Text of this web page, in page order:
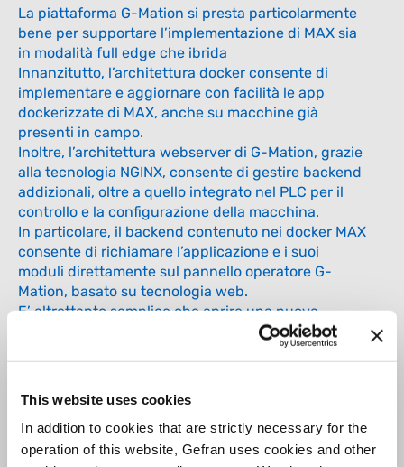
This website uses cookies
In addition to cookies that are strictly necessary for the
operation of this website, Gefran uses cookies and other
La piattaforma G-Mation si presta particolarmente
bene per supportare l’implementazione di MAX sia
in modalità full edge che ibrida
Innanzitutto, l’architettura docker consente di
implementare e aggiornare con facilità le app
dockerizzate di MAX, anche su macchine già
presenti in campo.
Inoltre, l’architettura webserver di G-Mation, grazie​
alla tecnologia NGINX, consente di gestire backend
addizionali, oltre a quello integrato nel PLC per il
controllo e la configurazione della macchina.
In particolare, il backend contenuto nei docker MAX
consente di richiamare l’applicazione e i suoi
moduli direttamente sul pannello operatore G-
Mation, basato su tecnologia web.
E’ altrettanto semplice che aprire una nuova
finestra nel browser del vostro personal computer.
Un altro dei vantaggi principali dell’integrazione di
PLC: è stato predisposto un docker “data collector”
che mappa direttamente le variabili del PLC sul
database interno di MAX, aumentando la velocità di
accesso ai dati ed eliminando la necessità di